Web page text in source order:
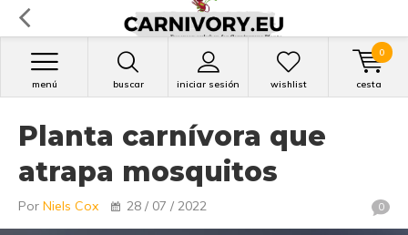
buscar iniciar sesión
menú wishlist cesta
0
Planta carnívora que
atrapa mosquitos
Por Niels Cox 28 / 07 / 2022 0